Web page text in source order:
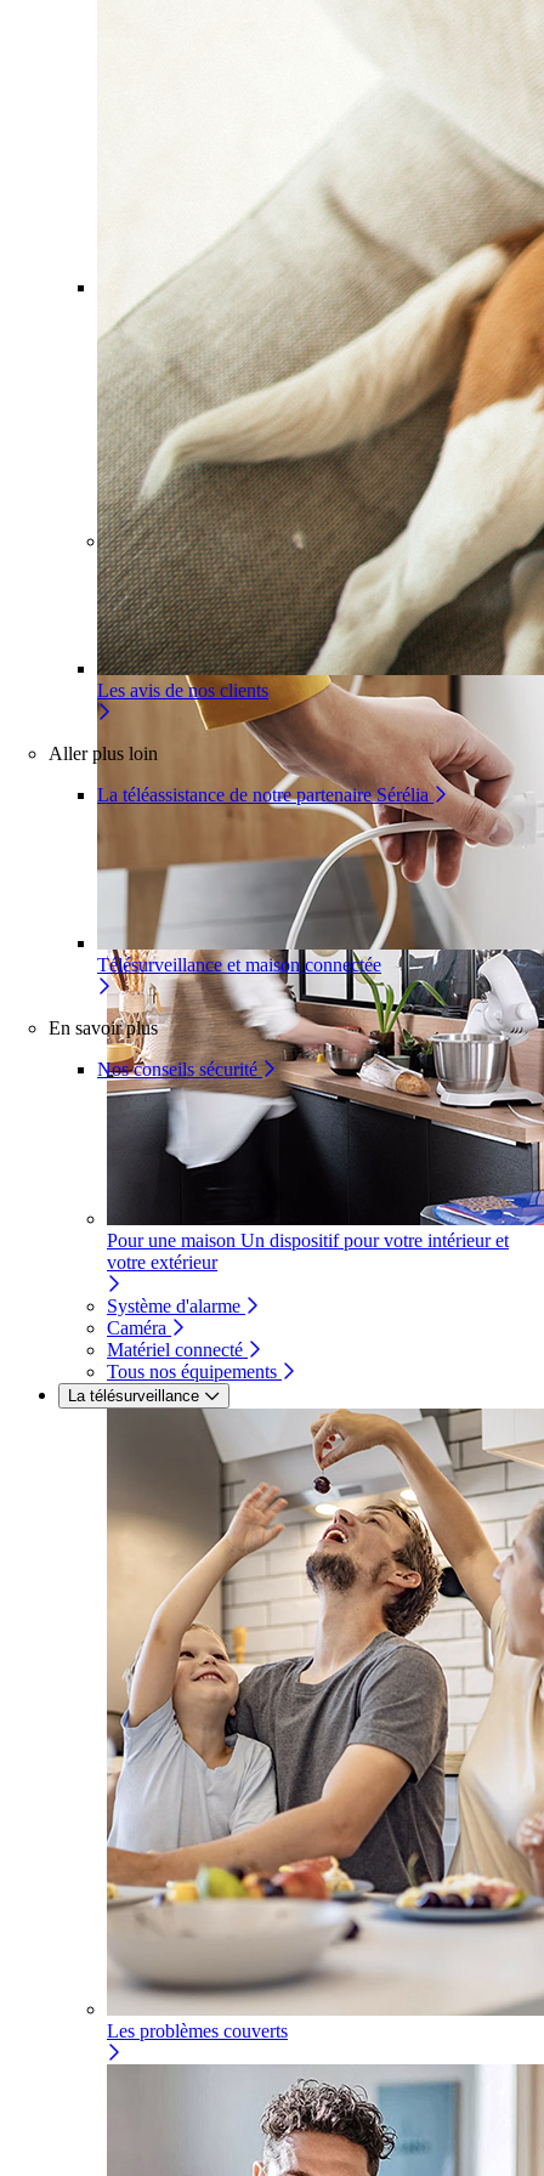
Comment ça marche ?
Télésurveillance et maison connectée
En savoir plus
Nos conseils sécurité
Les avis de nos clients
Aller plus loin
La téléassistance de notre partenaire Sérélia
Pour un appartement Une installation adaptée à votre
intérieur
Pour une maison Un dispositif pour votre intérieur et
votre extérieur
Système d'alarme
Caméra
Matériel connecté
Tous nos équipements
La télésurveillance
Les problèmes couverts